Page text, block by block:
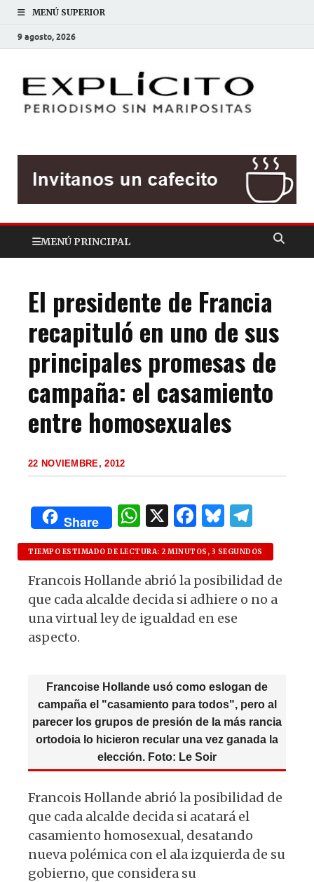
MENÚ SUPERIOR
9 agosto, 2026
MENÚ PRINCIPAL
El presidente de Francia
recapituló en uno de sus
principales promesas de
campaña: el casamiento
entre homosexuales
22 NOVIEMBRE, 2012
Share
W
h
at
s
A
p
X F
a
c
e
b
o
B
lu
es
k
y
el
e
g
ra
TIEMPO ESTIMADO DE LECTURA: 2 MINUTOS, 3 SEGUNDOS
Francois Hollande abrió la posibilidad de
que cada alcalde decida si adhiere o no a
una virtual ley de igualdad en ese
aspecto.
Francoise Hollande usó como eslogan de
campaña el "casamiento para todos", pero al
parecer los grupos de presión de la más rancia
ortodoia lo hicieron recular una vez ganada la
elección. Foto: Le Soir
Francois Hollande abrió la posibilidad de
que cada alcalde decida si acatará el
casamiento homosexual, desatando
nueva polémica con el ala izquierda de su
gobierno, que considera su